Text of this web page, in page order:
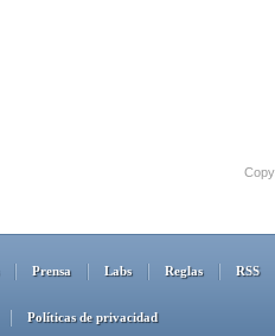
Prensa Labs Reglas RSS
Políticas de privacidad